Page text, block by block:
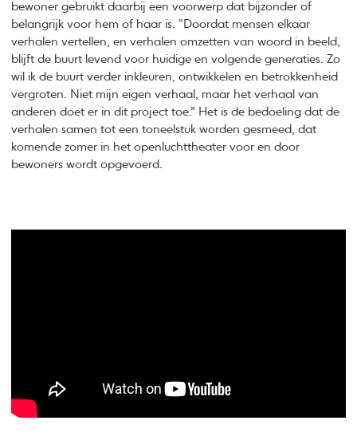
bewoner gebruikt daarbij een voorwerp dat bijzonder of
belangrijk voor hem of haar is. “Doordat mensen elkaar
verhalen vertellen, en verhalen omzetten van woord in beeld,
blijft de buurt levend voor huidige en volgende generaties. Zo
wil ik de buurt verder inkleuren, ontwikkelen en betrokkenheid
vergroten. Niet mijn eigen verhaal, maar het verhaal van
anderen doet er in dit project toe.” Het is de bedoeling dat de
verhalen samen tot een toneelstuk worden gesmeed, dat
komende zomer in het openluchttheater voor en door
bewoners wordt opgevoerd.